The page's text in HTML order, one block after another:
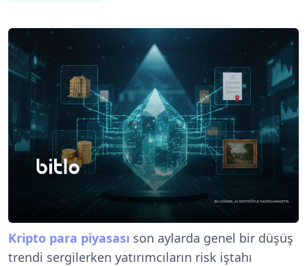
Kripto para piyasası son aylarda genel bir düşüş
trendi sergilerken yatırımcıların risk iştahı